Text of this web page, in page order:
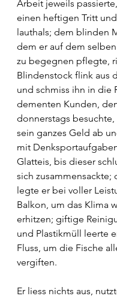
Arbeit jeweils
einen heftigen Tritt
lauthals; dem blinden
dem er auf dem
zu begegnen pflegte,
Blindenstock flink aus
und schmiss ihn in die
dementen Kunden,
donnerstags
sein ganzes Geld ab
mit
Glatteis, bis dieser
sich zusammensackte;
legte er bei voller
Balkon, um das Klima
erhitzen; giftige
und Plastikmüll leerte
Fluss, um die Fische
vergiften.
Er liess nichts aus,